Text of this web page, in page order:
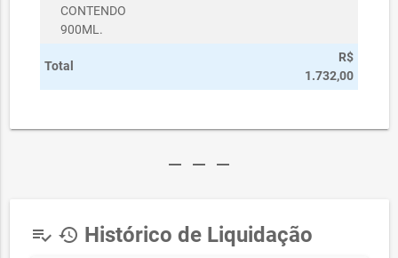
CONTENDO
900ML.
Total
R$
1.732,00
remove remove remove
playlist_add_check history Histórico de Liquidação